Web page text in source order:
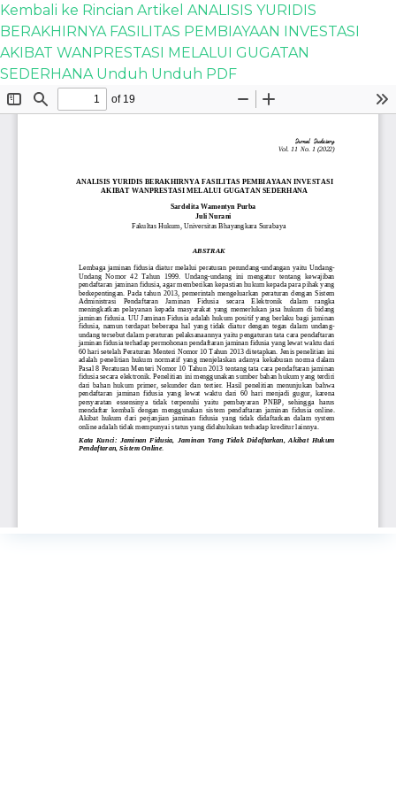
Kembali ke Rincian Artikel ANALISIS YURIDIS
BERAKHIRNYA FASILITAS PEMBIAYAAN INVESTASI
AKIBAT WANPRESTASI MELALUI GUGATAN
SEDERHANA Unduh Unduh PDF